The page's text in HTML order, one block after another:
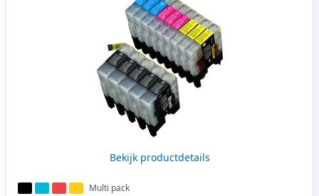
Bekijk productdetails
Multi pack